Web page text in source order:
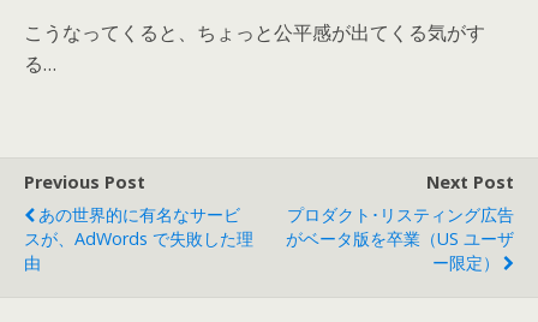
こうなってくると、ちょっと公平感が出てくる気がす
る…
Previous Post
あの世界的に有名なサービ
スが、AdWords で失敗した理
由
Next Post
プロダクト･リスティング広告
がベータ版を卒業（US ユーザ
ー限定）